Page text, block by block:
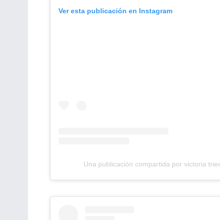
Ver esta publicación en Instagram
Una publicación compartida por victoria